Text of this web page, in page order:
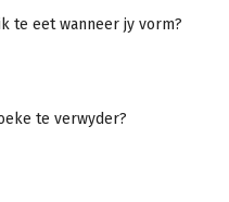
te eet wanneer jy vorm?
te verwyder?